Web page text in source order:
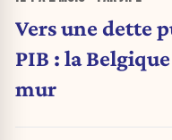
Vers une dette
PIB : la
mur